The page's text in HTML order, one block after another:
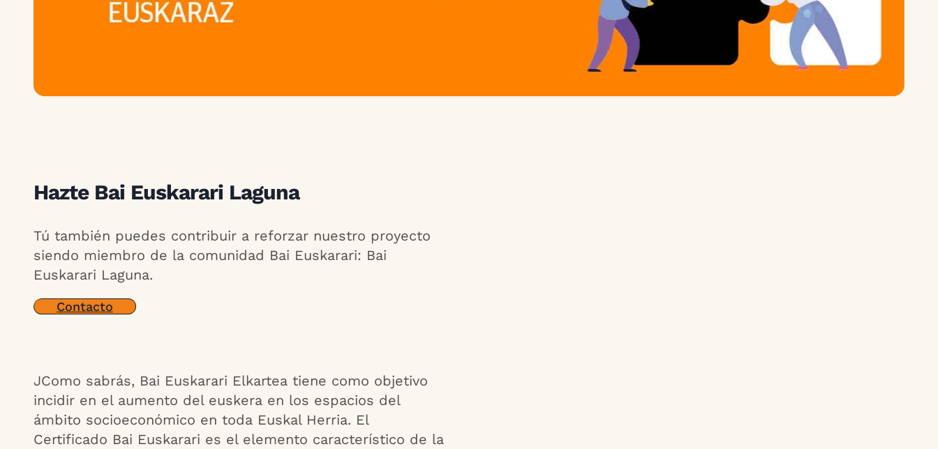
Hazte Bai Euskarari Laguna
Tú también puedes contribuir a reforzar nuestro proyecto
siendo miembro de la comunidad Bai Euskarari: Bai
Euskarari Laguna.
Contacto
JComo sabrás, Bai Euskarari Elkartea tiene como objetivo
incidir en el aumento del euskera en los espacios del
ámbito socioeconómico en toda Euskal Herria. El
Certificado Bai Euskarari es el elemento característico de la